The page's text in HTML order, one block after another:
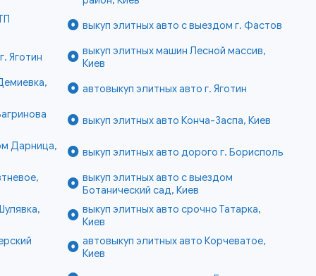
выкуп элитных авто с выездом г. Фастов
Яготин
выкуп элитных машин Лесной массив,
Киев
автовыкуп элитных авто г. Яготин
выкуп элитных авто Конча-Заспа, Киев
Дарница,
выкуп элитных авто дорого г. Борисполь
выкуп элитных авто с выездом
Ботанический сад, Киев
выкуп элитных авто срочно Татарка,
Киев
автовыкуп элитных авто Корчеватое,
Киев